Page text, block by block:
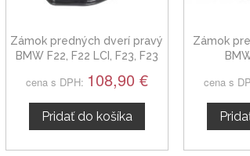
Zámok predných dverí pravý
BMW F22, F22 LCI, F23, F23
cena s DPH: 108,90 €
Pridať do košíka
Zámok
cena s